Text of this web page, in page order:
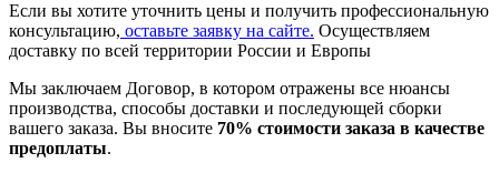
Если вы хотите уточнить цены и получить профессиональную
консультацию, оставьте заявку на сайте. Осуществляем
доставку по всей территории России и Европы
Мы заключаем Договор, в котором отражены все нюансы
производства, способы доставки и последующей сборки
вашего заказа. Вы вносите 70% стоимости заказа в качестве
предоплаты.